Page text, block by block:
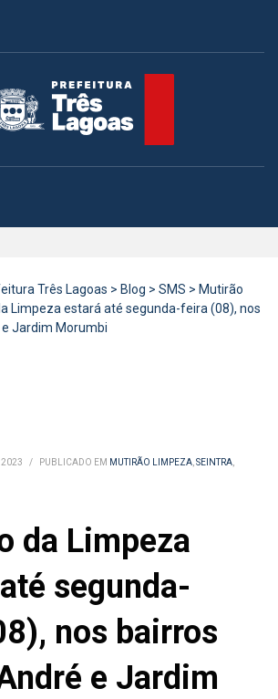
Três Lagoas > Blog > SMS > Mutirão
Limpeza estará até segunda-feira (08), nos
Jardim Morumbi
2023 / PUBLICADO EM MUTIRÃO LIMPEZA,SEINTRA,
da Limpeza
segunda-
nos bairros
e Jardim